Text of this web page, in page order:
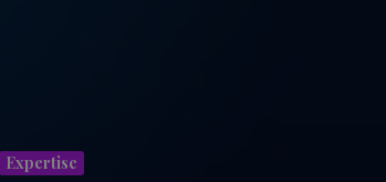
Expertise